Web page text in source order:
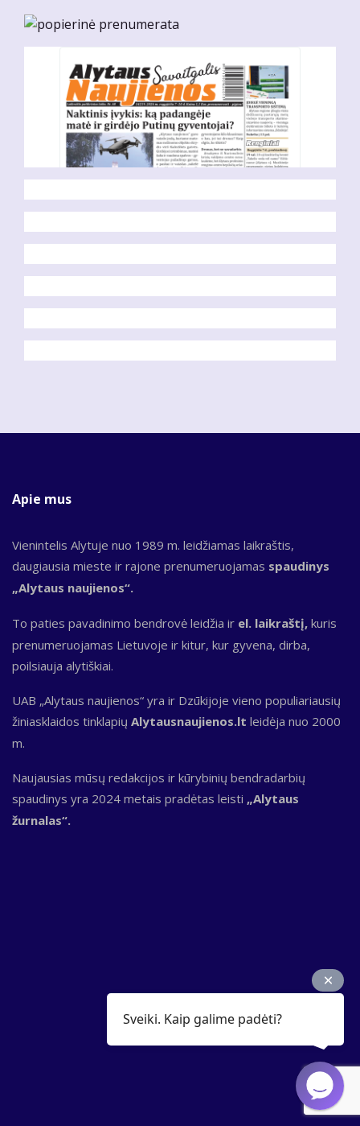
Apie mus
Vienintelis Alytuje nuo 1989 m. leidžiamas laikraštis,
daugiausia mieste ir rajone prenumeruojamas spaudinys
„Alytaus naujienos“.
To paties pavadinimo bendrovė leidžia ir el. laikraštį, kuris
prenumeruojamas Lietuvoje ir kitur, kur gyvena, dirba,
poilsiauja alytiškiai.
UAB „Alytaus naujienos“ yra ir Dzūkijoje vieno populiariausių
žiniasklaidos tinklapių Alytausnaujienos.lt leidėja nuo 2000
m.
Naujausias mūsų redakcijos ir kūrybinių bendradarbių
spaudinys yra 2024 metais pradėtas leisti „Alytaus
žurnalas“.
Sveiki. Kaip galime padėti?